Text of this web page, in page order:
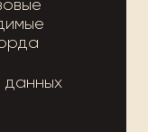
данных